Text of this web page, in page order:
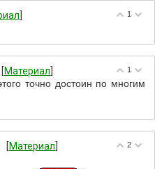
1
1
[Материал
точно достоин по многим
2
[Материал